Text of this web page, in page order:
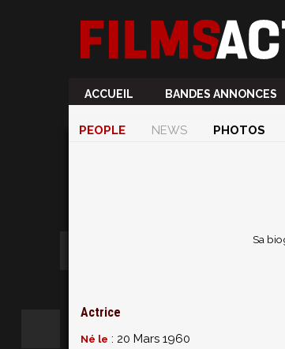
ACCUEIL BANDES ANNONCES
PEOPLE NEWS PHOTOS
Sa
Actrice
Né le : 20 Mars 1960